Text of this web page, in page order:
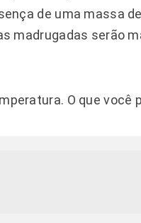
de uma massa
madrugadas serão
O que